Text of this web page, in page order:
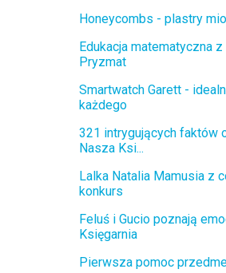
Honeycombs - plastry
Edukacja matematyczna
Pryzmat
Smartwatch Garett -
każdego
321 intrygujących faktów
Nasza Ksi...
Lalka Natalia Mamusia z
konkurs
Feluś i Gucio poznają
Księgarnia
Pierwsza pomoc